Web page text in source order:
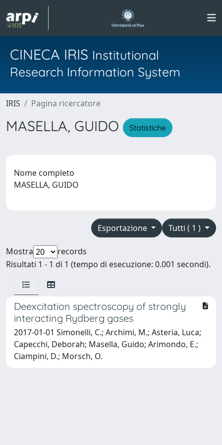
CINECA IRIS Institutional
Research Information System
IRIS Pagina ricercatore
MASELLA, GUIDO Statistiche
Nome completo
MASELLA, GUIDO
Tutti ( 1 )
Esportazione
Mostra
records
Risultati 1 - 1 di 1 (tempo di esecuzione: 0.001 secondi).
Deexcitation spectroscopy of strongly
interacting Rydberg gases
2017-01-01 Simonelli, C.; Archimi, M.; Asteria, Luca;
Capecchi, Deborah; Masella, Guido; Arimondo, E.;
Ciampini, D.; Morsch, O.